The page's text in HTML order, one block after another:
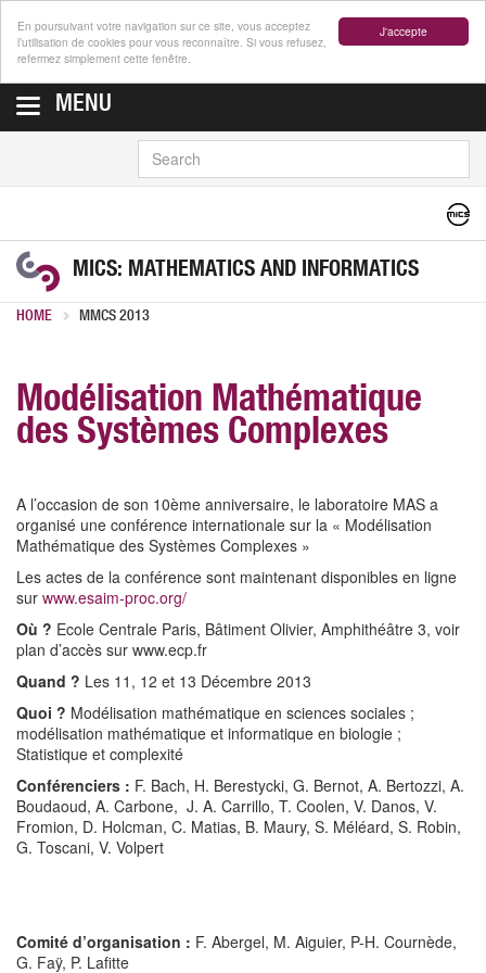
J'accepte
En poursuivant votre navigation sur ce site, vous acceptez
l’utilisation de cookies pour vous reconnaître. Si vous refusez,
refermez simplement cette fenêtre.
MENU
MICS: MATHEMATICS AND INFORMATICS
HOME MMCS 2013
Modélisation Mathématique
des Systèmes Complexes
A l’occasion de son 10ème anniversaire, le laboratoire MAS a
organisé une conférence internationale sur la « Modélisation
Mathématique des Systèmes Complexes »
Les actes de la conférence sont maintenant disponibles en ligne
sur www.esaim-proc.org/
Où ? Ecole Centrale Paris, Bâtiment Olivier, Amphithéâtre 3, voir
plan d’accès sur www.ecp.fr
Quand ? Les 11, 12 et 13 Décembre 2013
Quoi ? Modélisation mathématique en sciences sociales ;
modélisation mathématique et informatique en biologie ;
Statistique et complexité
Conférenciers : F. Bach, H. Berestycki, G. Bernot, A. Bertozzi, A.
Boudaoud, A. Carbone, J. A. Carrillo, T. Coolen, V. Danos, V.
Fromion, D. Holcman, C. Matias, B. Maury, S. Méléard, S. Robin,
G. Toscani, V. Volpert
Comité d’organisation : F. Abergel, M. Aiguier, P-H. Cournède,
G. Faÿ, P. Lafitte